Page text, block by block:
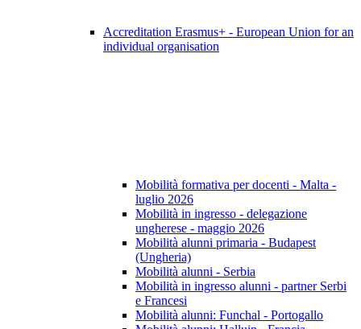
Accreditation Erasmus+ - European Union for an
individual organisation
Mobilità formativa per docenti - Malta -
luglio 2026
Mobilità in ingresso - delegazione
ungherese - maggio 2026
Mobilità alunni primaria - Budapest
(Ungheria)
Mobilità alunni - Serbia
Mobilità in ingresso alunni - partner Serbi
e Francesi
Mobilità alunni: Funchal - Portogallo